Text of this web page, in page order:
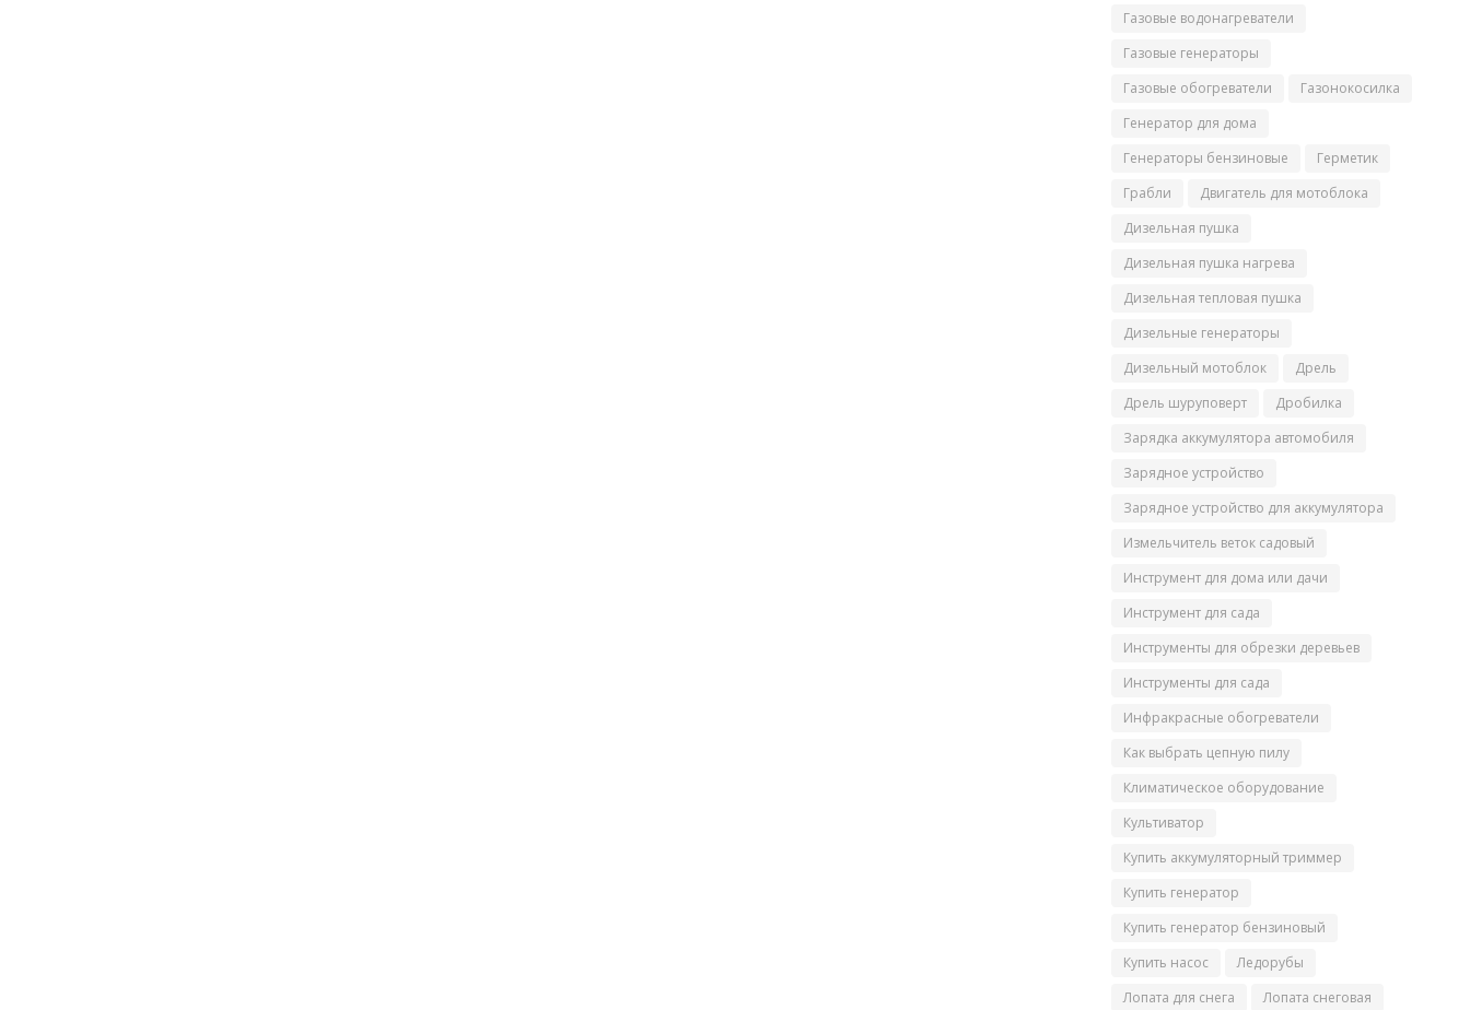
Газовые водонагреватели
Газовые генераторы
Газовые обогреватели
Газонокосилка
Генератор для дома
Генераторы бензиновые
Герметик
Грабли
Двигатель для мотоблока
Дизельная пушка
Дизельная пушка нагрева
Дизельная тепловая пушка
Дизельные генераторы
Дизельный мотоблок
Дрель
Дрель шуруповерт
Дробилка
Зарядка аккумулятора автомобиля
Зарядное устройство
Зарядное устройство для аккумулятора
Измельчитель веток садовый
Инструмент для дома или дачи
Инструмент для сада
Инструменты для обрезки деревьев
Инструменты для сада
Инфракрасные обогреватели
Как выбрать цепную пилу
Климатическое оборудование
Культиватор
Купить аккумуляторный триммер
Купить генератор
Купить генератор бензиновый
Купить насос
Ледорубы
Лопата для снега
Лопата снеговая